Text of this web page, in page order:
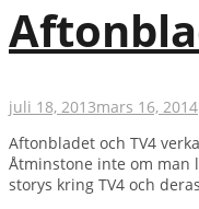
juli 18, 2013mars 16, 2014
Aftonbladet och TV4
Åtminstone inte om man
storys kring TV4 och